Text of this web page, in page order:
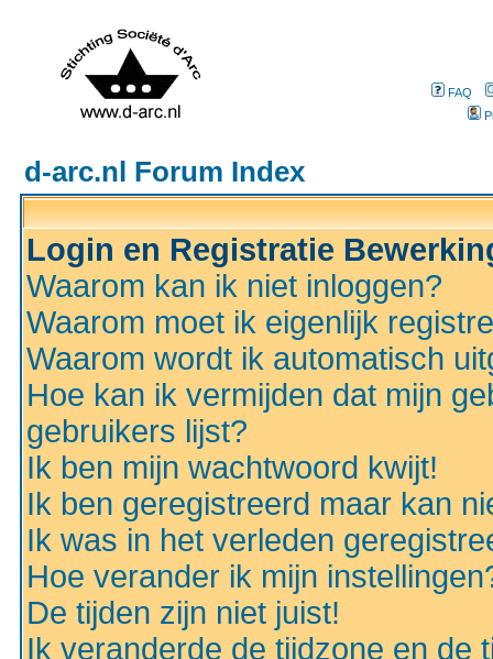
FAQ
d-arc.nl Forum Index
Login en Registratie
Waarom kan ik niet inloggen?
Waarom moet ik eigenlijk
Waarom wordt ik automatisch
Hoe kan ik vermijden dat mijn
gebruikers lijst?
Ik ben mijn wachtwoord kwijt!
Ik ben geregistreerd maar kan
Ik was in het verleden
Hoe verander ik mijn
De tijden zijn niet juist!
Ik veranderde de tijdzone en de